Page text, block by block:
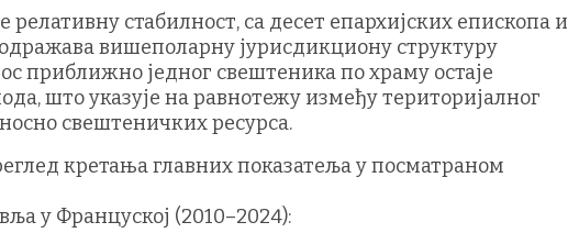
релативну стабилност, са десет епархијских епископа и
вишеполарну јурисдикциону структуру
приближно једног свештеника по храму остаје
што указује на равнотежу између територијалног
свештеничких ресурса.
кретања главних показатеља у посматраном
у Француској (2010–2024):